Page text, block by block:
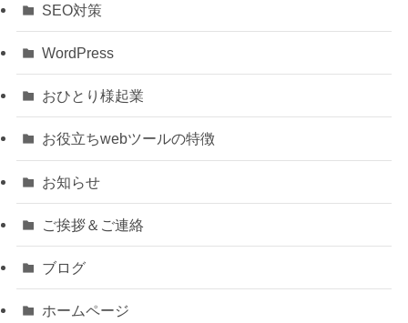
SEO対策
WordPress
おひとり様起業
お役立ちwebツールの特徴
お知らせ
ご挨拶＆ご連絡
ブログ
ホームページ